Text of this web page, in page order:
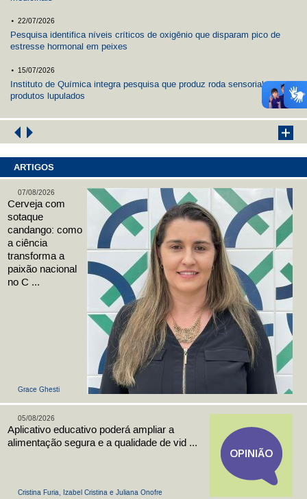
. 22/07/2026
Pesquisa identifica níveis críticos de oxigênio que disparam pico de
estresse hormonal em peixes
. 15/07/2026
Instituto de Química integra pesquisa que produz roda sensorial sobre
produtos lupulados
ARTIGOS
Grace Ghesti
07/08/2026
Cerveja com
sotaque
candango: como
a ciência
transforma a
paixão nacional
no C ...
Cristina Furia, Izabel Cristina e Juliana Onofre
05/08/2026
Aplicativo educativo poderá ampliar a
alimentação segura e a qualidade de vid ...